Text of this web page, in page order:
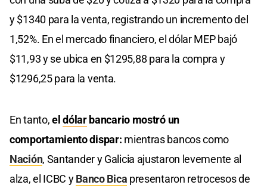
y $1340 para la venta, registrando un incremento del
1,52%. En el mercado financiero, el dólar MEP bajó
$11,93 y se ubica en $1295,88 para la compra y
$1296,25 para la venta.
En tanto,eldólarbancario mostró un
comportamiento dispar: mientras bancos como
Nación, Santander y Galicia ajustaron levemente al
alza, el ICBC yBanco Bica presentaron retrocesos de